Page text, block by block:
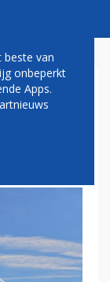
beste van
onbeperkt
Apps.